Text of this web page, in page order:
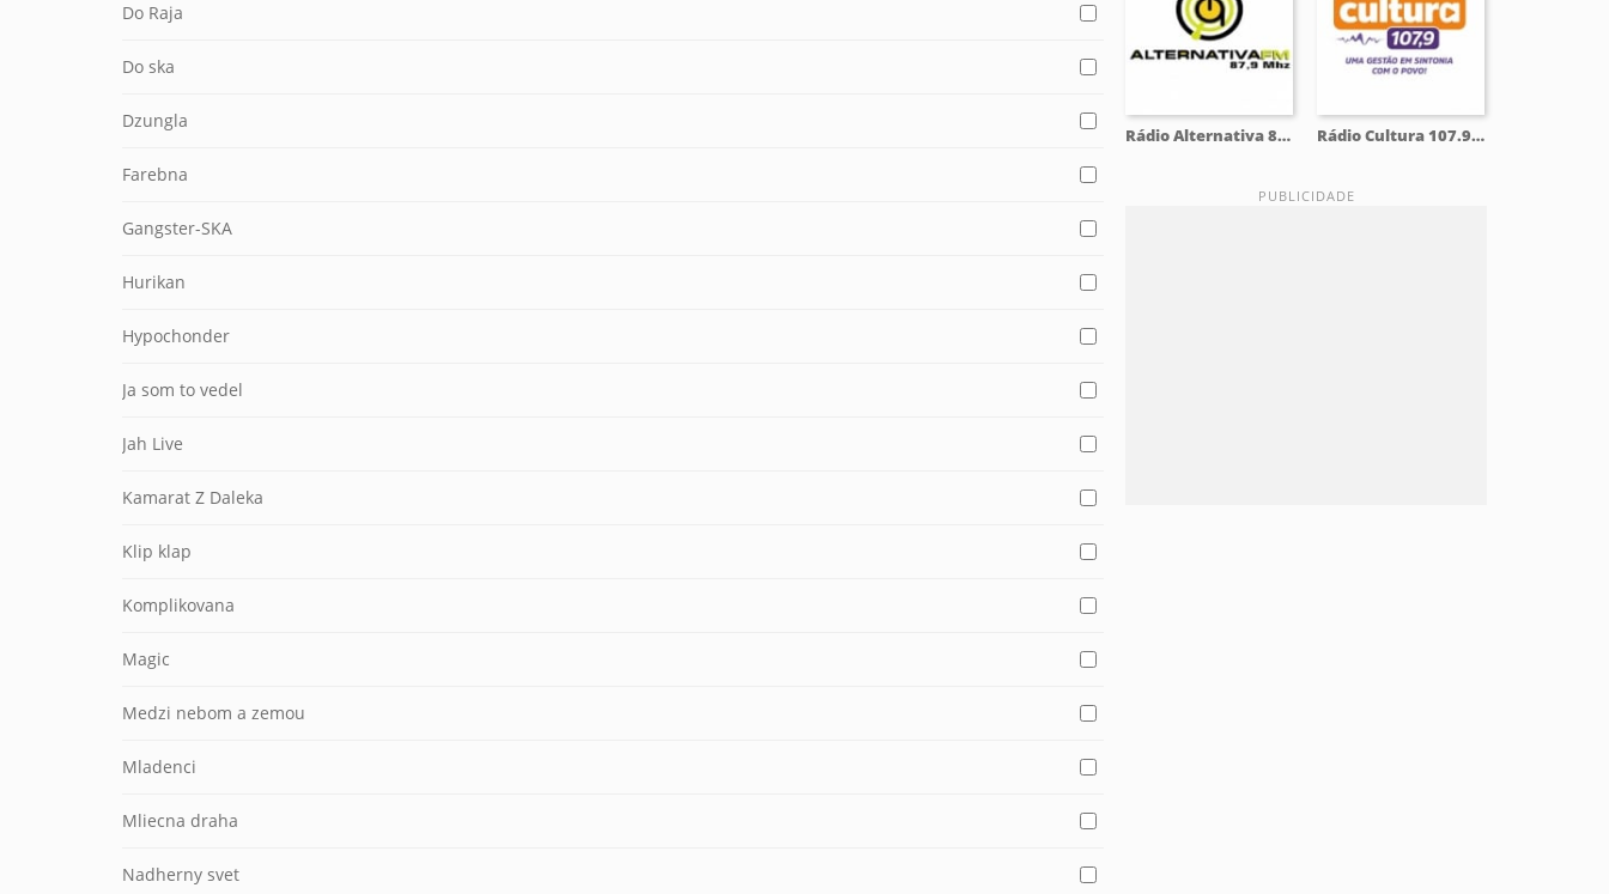
Do Raja
Do ska
Dzungla
Farebna
Gangster-SKA
Hurikan
Hypochonder
Ja som to vedel
Jah Live
Kamarat Z Daleka
Klip klap
Komplikovana
Magic
Medzi nebom a zemou
Mladenci
Mliecna draha
Nadherny svet
Rádio Alternativa 87.9 FM Rádio Cultura 107.9 FM